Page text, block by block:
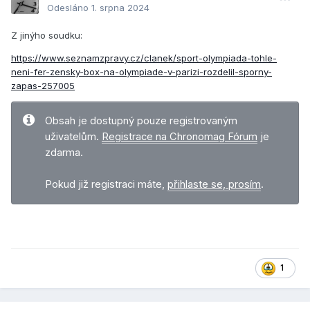
Odesláno 1. srpna 2024
Z jinýho soudku:
https://www.seznamzpravy.cz/clanek/sport-olympiada-tohle-
neni-fer-zensky-box-na-olympiade-v-parizi-rozdelil-sporny-
zapas-257005
Obsah je dostupný pouze registrovaným
uživatelům. Registrace na Chronomag Fórum je
zdarma.
Pokud již registraci máte, přihlaste se, prosím.
1